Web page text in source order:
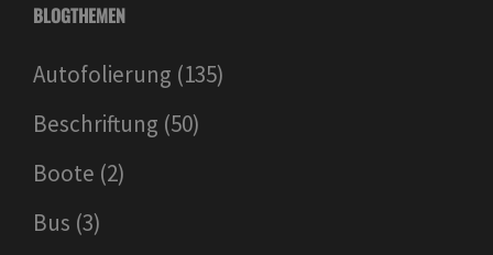
BLOGTHEMEN
Autofolierung (135)
Beschriftung (50)
Boote (2)
Bus (3)